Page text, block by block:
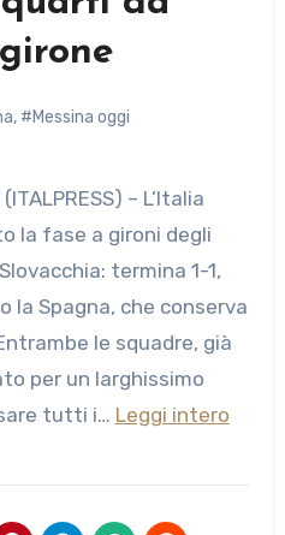
, #Messina oggi
la fase a gironi degli
termina 1-1,
Spagna, che conserva
le squadre, già
per un larghissimo
tutti i… Leggi intero